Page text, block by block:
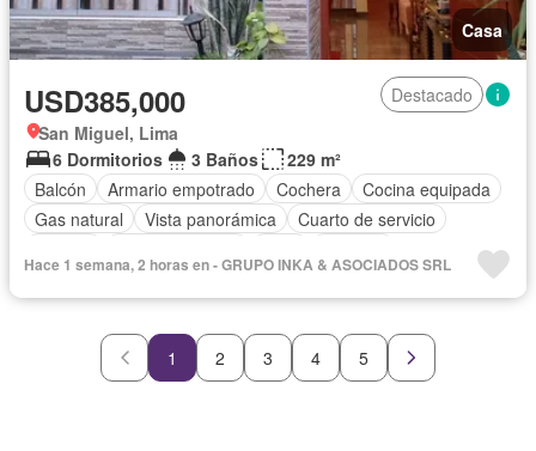
Casa
USD385,000
Destacado
San Miguel, Lima
6 Dormitorios
3 Baños
229 m²
Balcón
Armario empotrado Cochera
Cocina equipada
Gas natural
Vista panorámica
Cuarto de servicio
Completamente amoblado
Hace 1 semana, 2 horas en - GRUPO INKA & ASOCIADOS SRL
1 2 3 4 5